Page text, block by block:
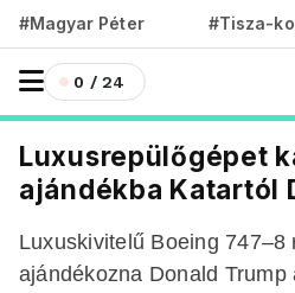
#Magyar Péter #Tisza-
0 / 24
Luxusrepülőgépet
ajándékba Katartól
Luxuskivitelű Boeing 747–8
ajándékozna Donald Trump